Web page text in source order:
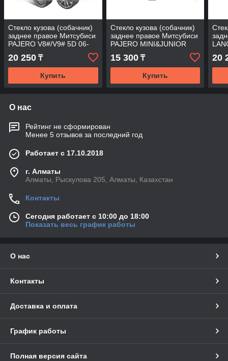
Стекло кузова (собачник)
заднее правое Митсубиси
PAJERO V8#/V9# 5D 06-
20 250 ₸
Купить
Стекло кузова (собачник)
заднее правое Митсубиси
PAJERO MINI&JUNIOR
15 300₸
Купить
20
О нас
Рейтинг не сформирован
Менее 5 отзывов за последний год
Работает с 17.10.2018
г. Алматы
Алматы, Рыскулова 205, Алматы, Казахстан
Контакты
Сегодня работает с 10:00 до 18:00
Показать весь график работы
О нас
Контакты
Доставка и оплата
График работы
Полная версия сайта